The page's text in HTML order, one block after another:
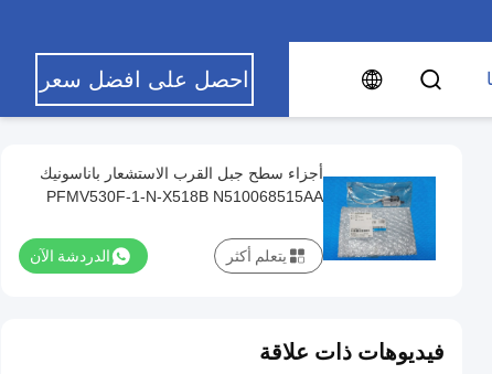
احصل على افضل سعر
أجزاء سطح جبل القرب الاستشعار باناسونيك
PFMV530F-1-N-X518B N510068515AA
الدردشة الآن يتعلم أكثر
فيديوهات ذات علاقة